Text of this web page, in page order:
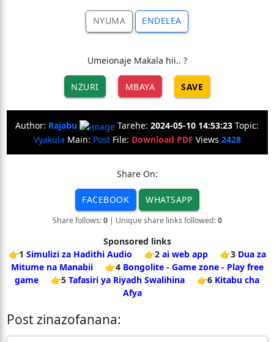
NYUMA ENDELEA
Umeionaje Makala hii.. ?
NZURI MBAYA SAVE
Author: Rajabu Tarehe: 2024-05-10 14:53:23 Topic:
Vyakula Main: PostFile: Download PDF Views 2428
Share On:
FACEBOOK WHATSAPP
Share follows:0| Unique share links followed:0
Sponsored links
👉1 Simulizi za Hadithi Audio 👉2 ai web app 👉3 Dua za
Mitume na Manabii
👉4 Bongolite - Game zone - Play free
game
👉5 Tafasiri ya Riyadh Swalihina 👉6 Kitabu cha
Afya
Post zinazofanana: